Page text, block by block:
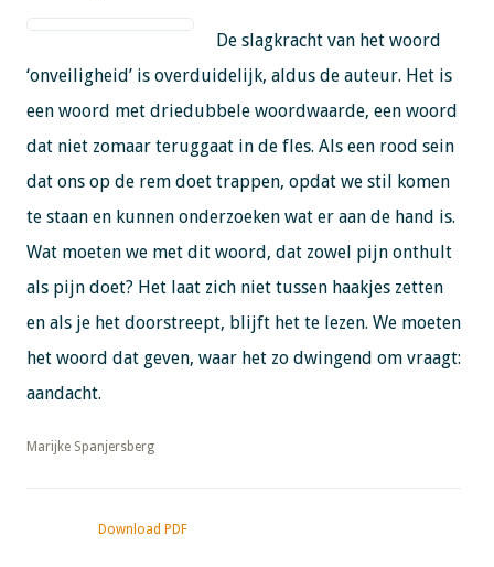
De slagkracht van het woord
‘onveiligheid’ is overduidelijk, aldus de auteur. Het is
een woord met driedubbele woordwaarde, een woord
dat niet zomaar teruggaat in de fles. Als een rood sein
dat ons op de rem doet trappen, opdat we stil komen
te staan en kunnen onderzoeken wat er aan de hand is.
Wat moeten we met dit woord, dat zowel pijn onthult
als pijn doet? Het laat zich niet tussen haakjes zetten
en als je het doorstreept, blijft het te lezen. We moeten
het woord dat geven, waar het zo dwingend om vraagt:
aandacht.
​​​​​​​​​​​​​​Marijke Spanjersberg
Download PDF